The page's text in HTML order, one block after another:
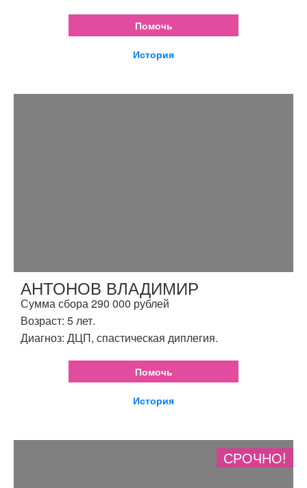
Помочь
История
АНТОНОВ ВЛАДИМИР
Сумма сбора 290 000 рублей
Возраст: 5 лет.
Диагноз: ДЦП, спастическая диплегия.
Помочь
История
СРОЧНО!